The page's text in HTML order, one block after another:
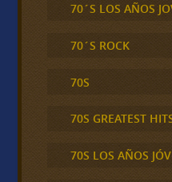
70´S LOS AÑOS
70´S ROCK
70S
70S GREATEST
70S LOS AÑOS